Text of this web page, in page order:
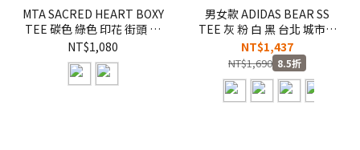
MTA SACRED HEART BOXY
TEE 碳色 綠色 印花 街頭 爆
裂紋 聖心 短袖 短
T【M26ST9】
NT$1,080
男女款 ADIDAS BEAR SS
TEE 灰 粉 白 黑 台北 城市系
列 台灣黑熊 珍奶 棒球 彈珠
汽水 茄芷袋 藍白拖 短
T【LF5890/LF5892/LF5889/
ADLP
NT$1,437
NT$1,690 8.5折